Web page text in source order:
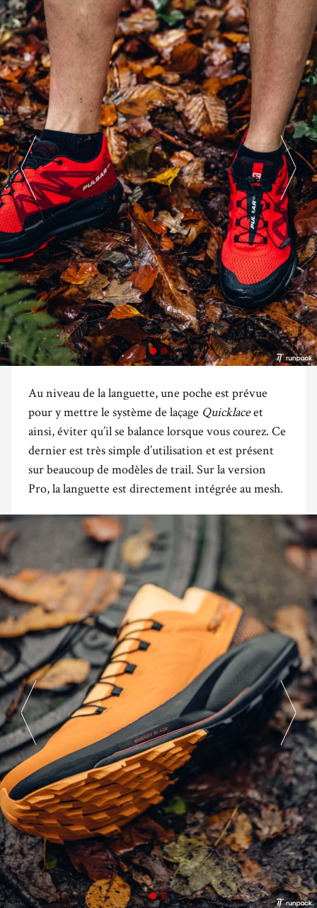
Au niveau de la languette, une poche est prévue
pour y mettre le système de laçage Quicklaceet
ainsi, éviter qu’il se balance lorsque vous courez. Ce
dernier est très simple d’utilisation et est présent
sur beaucoup de modèles de trail. Sur la version
Pro, la languette est directement intégrée au mesh.